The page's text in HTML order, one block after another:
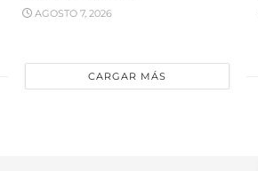
AGOSTO 7, 2026
CARGAR MÁS